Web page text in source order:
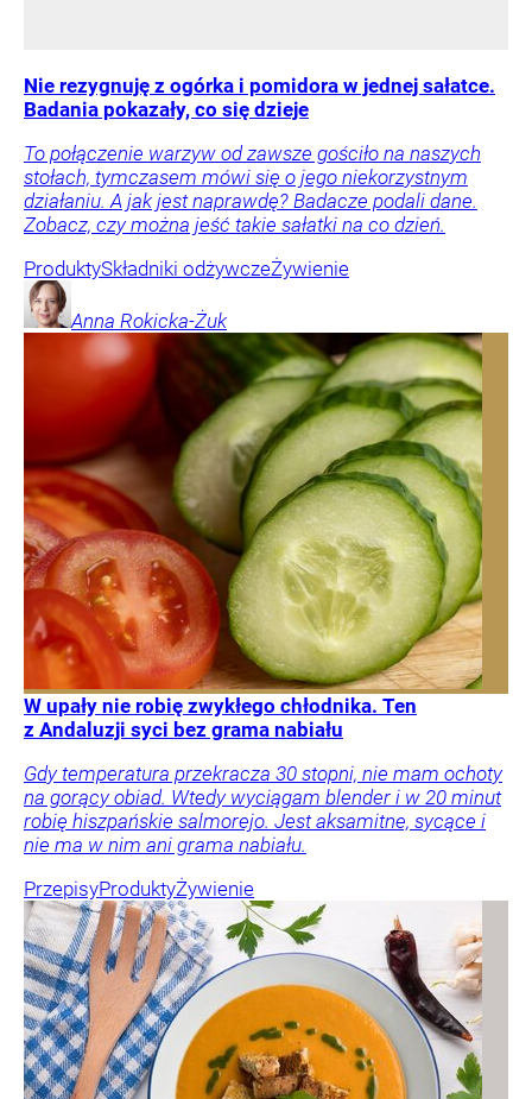
Nie rezygnuję z ogórka i pomidora w jednej sałatce.
Badania pokazały, co się dzieje
To połączenie warzyw od zawsze gościło na naszych
stołach, tymczasem mówi się o jego niekorzystnym
działaniu. A jak jest naprawdę? Badacze podali dane.
Zobacz, czy można jeść takie sałatki na co dzień.
ProduktySkładniki odżywczeŻywienie
Anna Rokicka-Żuk
W upały nie robię zwykłego chłodnika. Ten
z Andaluzji syci bez grama nabiału
Gdy temperatura przekracza 30 stopni, nie mam ochoty
na gorący obiad. Wtedy wyciągam blender i w 20 minut
robię hiszpańskie salmorejo. Jest aksamitne, sycące i
nie ma w nim ani grama nabiału.
PrzepisyProduktyŻywienie